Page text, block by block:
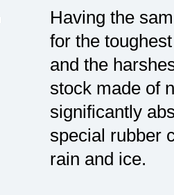
Having the
for the
and the
stock made of
significantly
special rubber
rain and ice.